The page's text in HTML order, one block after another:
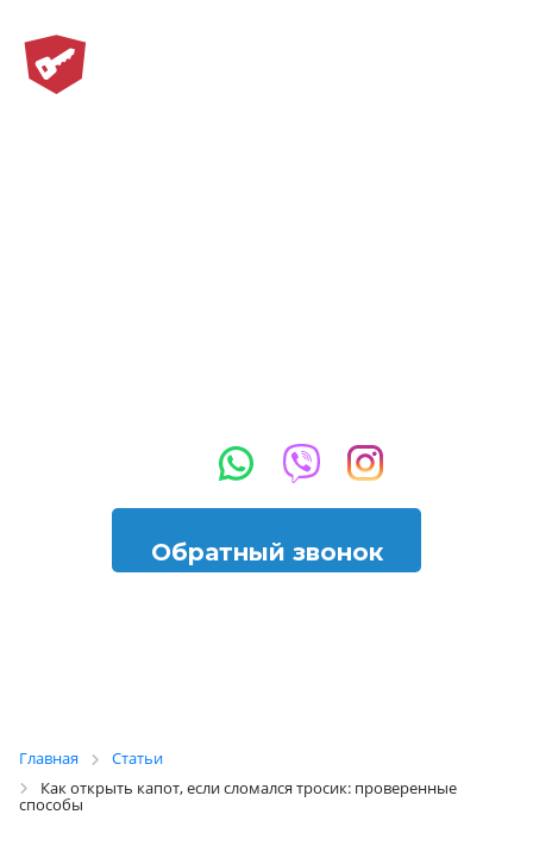
Обратный звонок
Главная
Статьи
Как открыть капот, если сломался тросик: проверенные
способы